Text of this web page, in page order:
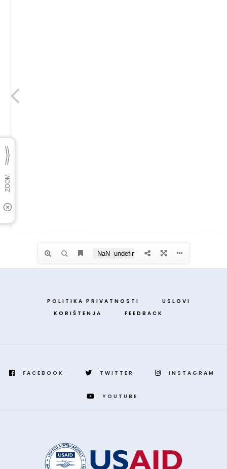
POLITIKA PRIVATNOSTI
USLOVI
KORIŠTENJA
FEEDBACK
FACEBOOK TWITTER INSTAGRAM
YOUTUBE